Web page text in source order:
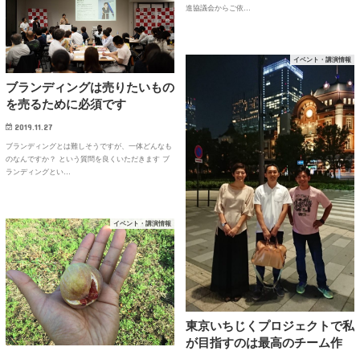
進協議会からご依…
ブランディングは売りたいもの
を売るために必須です
2019.11.27
ブランディングとは難しそうですが、一体どんなも
のなんですか？ という質問を良くいただきます ブ
ランディングとい…
イベント・講演情報
東京いちじくプロジェクトで私
が目指すのは最高のチーム作
イベント・講演情報